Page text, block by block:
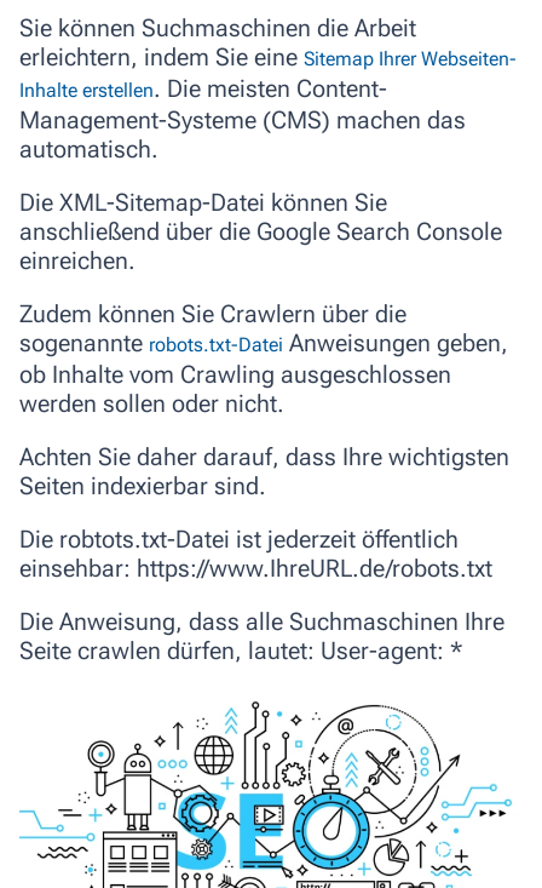
Sie können Suchmaschinen die Arbeit
erleichtern, indem Sie eine Sitemap Ihrer Webseiten-
Inhalte erstellen. Die meisten Content-
Management-Systeme (CMS) machen das
automatisch.
Die XML-Sitemap-Datei können Sie
anschließend über die Google Search Console
einreichen.
Zudem können Sie Crawlern über die
sogenannte robots.txt-Datei Anweisungen geben,
ob Inhalte vom Crawling ausgeschlossen
werden sollen oder nicht.
Achten Sie daher darauf, dass Ihre wichtigsten
Seiten indexierbar sind.
Die robtots.txt-Datei ist jederzeit öffentlich
einsehbar: https://www.IhreURL.de/robots.txt
Die Anweisung, dass alle Suchmaschinen Ihre
Seite crawlen dürfen, lautet: User-agent: *